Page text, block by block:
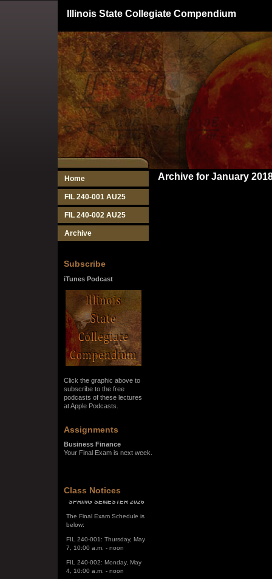
Illinois State Collegiate Compendium
Home
FIL 240-001 AU25
FIL 240-002 AU25
Archive
Subscribe
iTunes Podcast
Click the graphic above to
subscribe to the free
podcasts of these lectures
at Apple Podcasts.
Assignments
Business Finance
Your Final Exam is next week.
Class Notices
SPRING SEMESTER 2026
The Final Exam Schedule is
FIL 240-001: Thursday, May
FIL 240-002: Monday, May
Archive for January